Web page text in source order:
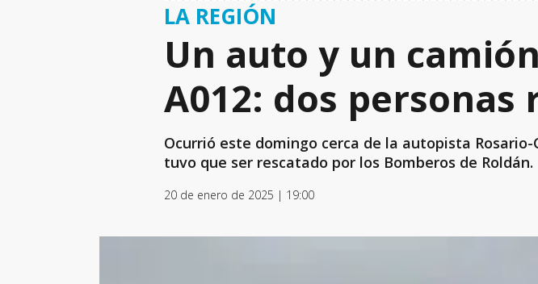
LA REGIÓN
Un auto y un
A012: dos
Ocurrió este domingo cerca de la autopista
tuvo que ser rescatado por los Bomberos de Roldán.
20 de enero de 2025 | 19:00